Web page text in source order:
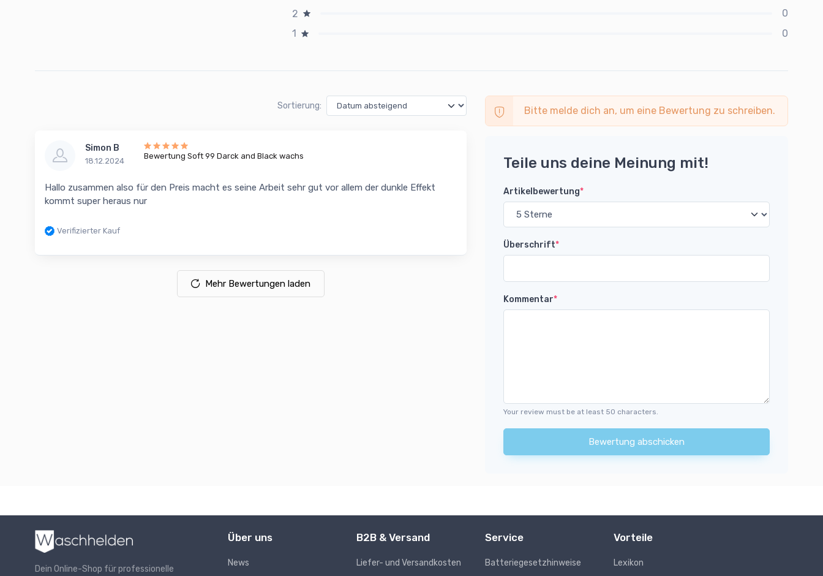
2
0
1
0
Sortierung:
Simon B
18.12.2024
Bewertung Soft 99 Darck and Black wachs
Hallo zusammen also für den Preis macht es seine Arbeit sehr gut vor allem der dunkle Effekt
kommt super heraus nur
Verifizierter Kauf
Mehr Bewertungen laden
Bitte melde dich an, um eine Bewertung zu schreiben.
Teile uns deine Meinung mit!
Artikelbewertung*
Überschrift*
Kommentar*
Your review must be at least 50 characters.
Bewertung abschicken
Dein Online-Shop für professionelle
Über uns
News
B2B & Versand
Liefer- und Versandkosten
Service
Batteriegesetzhinweise
Vorteile
Lexikon